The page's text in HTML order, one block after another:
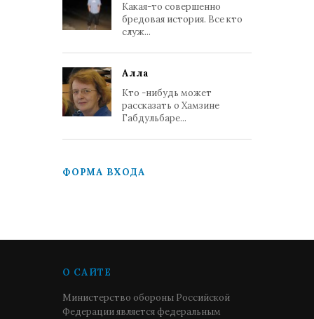
Какая-то совершенно
бредовая история. Все кто
служ...
Алла
Кто -нибудь может
рассказать о Хамзине
Габдульбаре...
ФОРМА ВХОДА
О САЙТЕ
Министерство обороны Российской
Федерации является федеральным